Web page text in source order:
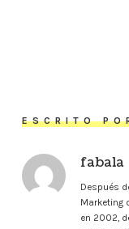
ESCRITO
fabala
Después
Marketing
en 2002,